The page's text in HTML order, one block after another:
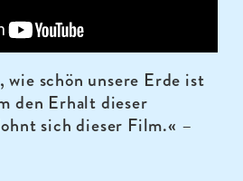
wie schön unsere Erde ist
den Erhalt dieser
sich dieser Film.« –